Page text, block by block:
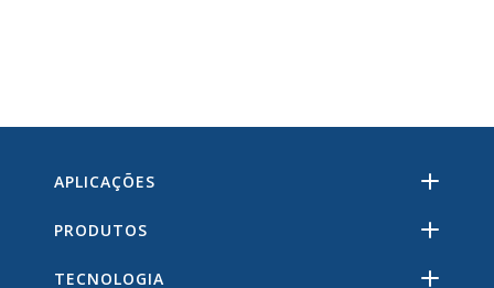
APLICAÇÕES
PRODUTOS
TECNOLOGIA